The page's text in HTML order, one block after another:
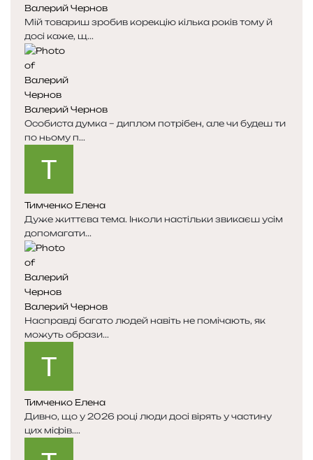
с
т
о
р
і
н
к
а
с
т
о
р
і
н
к
а
Валерий Чернов
Мій товариш зробив корекцію кілька років тому й
досі каже, щ...
Валерий Чернов
Особиста думка – диплом потрібен, але чи будеш ти
по ньому п...
Тимченко Елена
Дуже життєва тема. Інколи настільки звикаєш усім
допомагати...
Валерий Чернов
Насправді багато людей навіть не помічають, як
можуть образи...
Тимченко Елена
Дивно, що у 2026 році люди досі вірять у частину
цих міфів....